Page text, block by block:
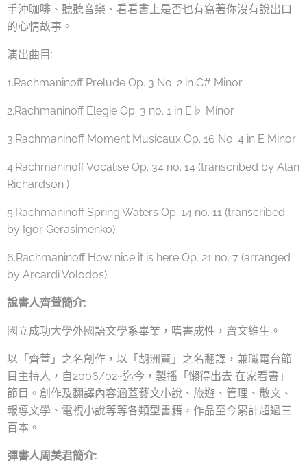
手沖咖啡、聽聽音樂、看看書上是否也有寫著你沒有說出口
的心情故事。
演出曲目:
1.Rachmaninoff Prelude Op. 3 No. 2 in C# Minor
2.Rachmaninoff Elegie Op. 3 no. 1 in E♭ Minor
3.Rachmaninoff Moment Musicaux Op. 16 No. 4 in E Minor
4.Rachmaninoff Vocalise Op. 34 no. 14 (transcribed by Alan
Richardson )
5.Rachmaninoff Spring Waters Op. 14 no. 11 (transcribed
by Igor Gerasimenko)
6.Rachmaninoff How nice it is here Op. 21 no. 7 (arranged
by Arcardi Volodos)
說書人齊萱簡介:
國立成功大學外國語文學系畢業，嗜書成性，賣文維生。
以「齊萱」之名創作，以「胡洲賢」之名翻譯，兼職電台節
目主持人，自2006/02~迄今，製播「懶得出去 在家看書」
節目。創作及翻譯內容涵蓋藝文小說、旅遊、管理、散文、
報導文學、電視小說等等各類型書籍，作品至今累計超過三
百本。
彈書人周美君簡介: